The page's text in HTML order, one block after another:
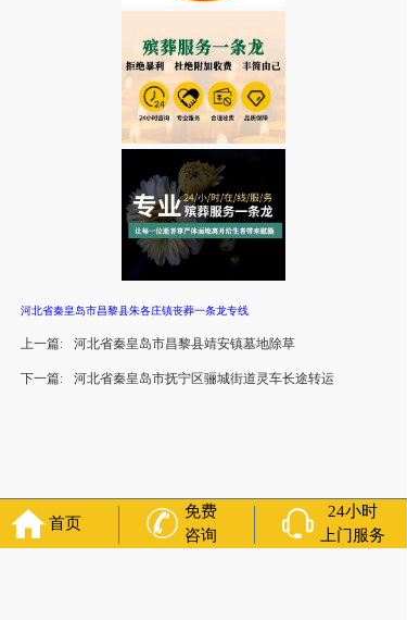
河北省秦皇岛市昌黎县朱各庄镇丧葬一条龙专线
上一篇: 河北省秦皇岛市昌黎县靖安镇墓地除草
下一篇: 河北省秦皇岛市抚宁区骊城街道灵车长途转运
友情链接： 苏州丧葬公司 石家庄殡葬一条龙长沙殡
首页
免费
咨询
24小时
上门服务